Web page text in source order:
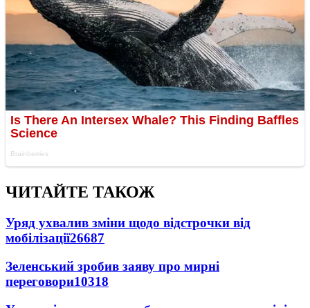
ЧИТАЙТЕ ТАКОЖ
Уряд ухвалив зміни щодо відстрочки від
мобілізації26687
Зеленський зробив заяву про мирні
переговори10318